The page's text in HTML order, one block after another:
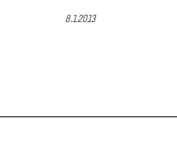
8.1.2013